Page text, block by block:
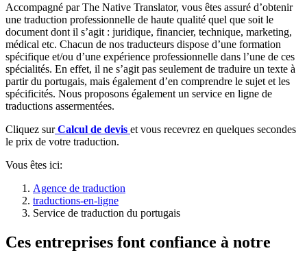
Accompagné par The Native Translator, vous êtes assuré d’obtenir
une traduction professionnelle de haute qualité quel que soit le
document dont il s’agit : juridique, financier, technique, marketing,
médical etc. Chacun de nos traducteurs dispose d’une formation
spécifique et/ou d’une expérience professionnelle dans l’une de ces
spécialités. En effet, il ne s’agit pas seulement de traduire un texte à
partir du portugais, mais également d’en comprendre le sujet et les
spécificités. Nous proposons également un service en ligne de
traductions assermentées.
Cliquez surCalcul de devis et vous recevrez en quelques secondes
le prix de votre traduction.
Vous êtes ici:
Agence de traduction
traductions-en-ligne
Service de traduction du portugais
Ces entreprises font confiance à notre